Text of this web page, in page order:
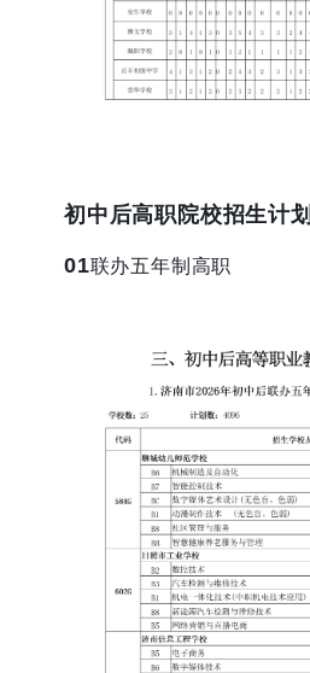
初中后高职院校招生计划
01联办五年制高职